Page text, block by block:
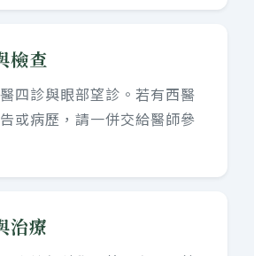
檢查
四診與眼部望診。若有西醫
或病歷，請一併交給醫師參
治療